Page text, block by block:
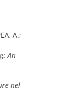
A.;
An
nel